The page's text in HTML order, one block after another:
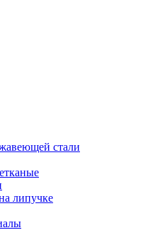
стали
липучке